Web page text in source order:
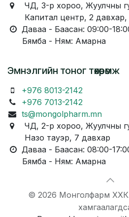
ЧД, 3-р хороо, Жуулчны
Капитал центр, 2 давхар,
Даваа - Баасан: 09:00-
Бямба - Ням: Амарна
Эмнэлгийн тоног төхөөрөмж
+976 8013-2142
+976 7013-2142
ts@mongolpharm.mn
ЧД, 2-р хороо, Жуулчны
Назо тауэр, 7 давхар
Даваа - Баасан: 08:00-
Бямба - Ням: Амарна
© 2026 Монголфарм ХХК.